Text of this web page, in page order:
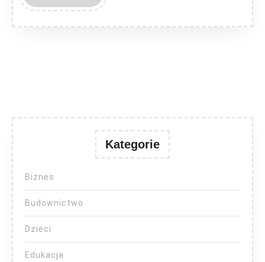
MORE
Kategorie
Biznes
Budownictwo
Dzieci
Edukacja